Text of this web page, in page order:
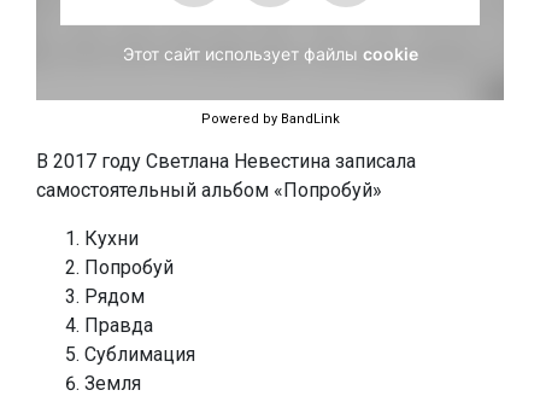
Powered by BandLink
В 2017 году Светлана Невестина записала
самостоятельный альбом «Попробуй»
Кухни
Попробуй
Рядом
Правда
Сублимация
Земля